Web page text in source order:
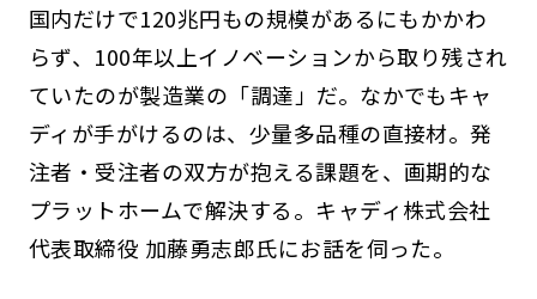
国内だけで120兆円もの規模があるにもかかわ
らず、100年以上イノベーションから取り残され
ていたのが製造業の「調達」だ。なかでもキャ
ディが手がけるのは、少量多品種の直接材。発
注者・受注者の双方が抱える課題を、画期的な
プラットホームで解決する。キャディ株式会社
代表取締役 加藤勇志郎氏にお話を伺った。